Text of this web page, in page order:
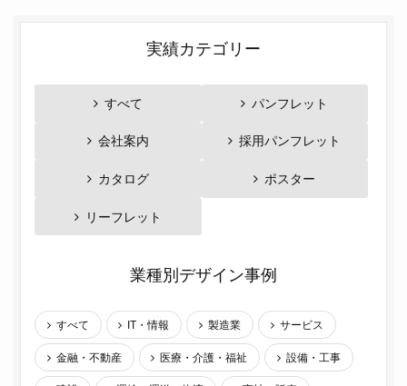
実績カテゴリー
すべて パンフレット
会社案内 採用パンフレット
カタログ ポスター
リーフレット
業種別デザイン事例
すべて IT・情報 製造業 サービス
金融・不動産 医療・介護・福祉 設備・工事